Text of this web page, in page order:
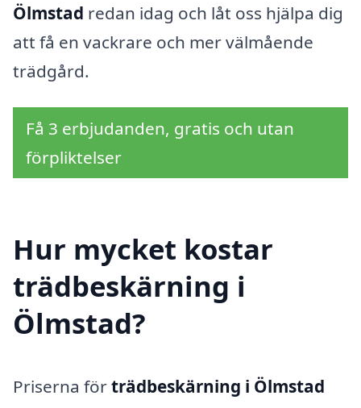
Ölmstad redan idag och låt oss hjälpa dig
att få en vackrare och mer välmående
trädgård.
Få 3 erbjudanden, gratis och utan
förpliktelser
Hur mycket kostar
trädbeskärning i
Ölmstad?
Priserna förträdbeskärning i Ölmstad